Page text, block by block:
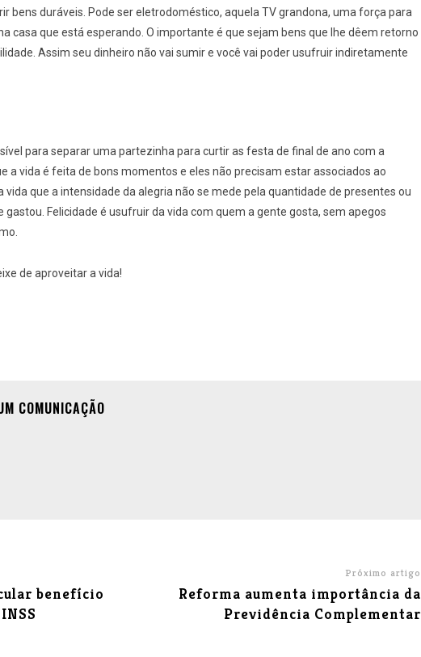
bens duráveis. Pode ser eletrodoméstico, aquela TV grandona, uma força para
casa que está esperando. O importante é que sejam bens que lhe dêem retorno
Assim seu dinheiro não vai sumir e você vai poder usufruir indiretamente
para separar uma partezinha para curtir as festa de final de ano com a
a vida é feita de bons momentos e eles não precisam estar associados ao
vida que a intensidade da alegria não se mede pela quantidade de presentes ou
gastou. Felicidade é usufruir da vida com quem a gente gosta, sem apegos
de aproveitar a vida!
COMUNICAÇÃO
benefício
Próximo artigo
Reforma aumenta importância da
Previdência Complementar